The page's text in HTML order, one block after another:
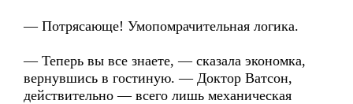
— Потрясающе! Умопомрачительная логика.
— Теперь вы все знаете, — сказала экономка,
вернувшись в гостиную. — Доктор Ватсон,
действительно — всего лишь механическая